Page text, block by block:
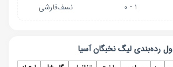
1 - 0 نسف‌قارشی
رده‌بندیلیگ نخبگان آسیا